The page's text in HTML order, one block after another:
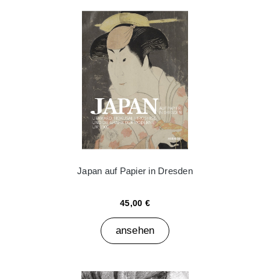
Japan auf Papier in Dresden
45,00 €
ansehen